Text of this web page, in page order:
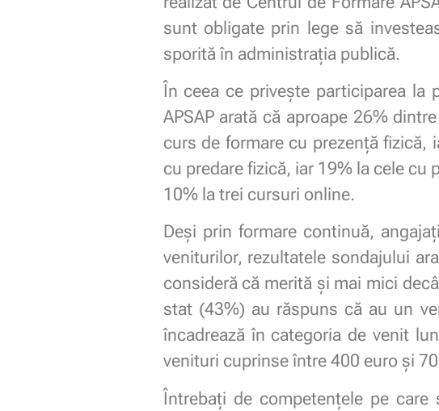
sunt obligate prin lege să
sporită în administrația publică.
În ceea ce privește participarea la
APSAP arată că aproape 26%
curs de formare cu prezență
cu predare fizică, iar 19% la cele cu
10% la trei cursuri online.
Deși prin formare continuă,
veniturilor, rezultatele sondajului
consideră că merită și mai mici
stat (43%) au răspuns că au un
încadrează în categoria de venit
venituri cuprinse între 400 euro și
Întrebați de competențele pe